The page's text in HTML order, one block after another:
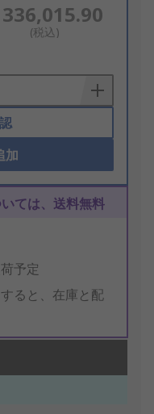
336,015.90
(税込)
加
ては、送料無料
予定
ると、在庫と配